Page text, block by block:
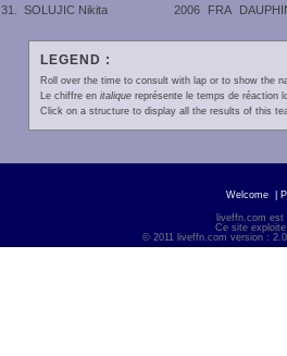
31.
SOLUJIC Nikita 2006 FRA
LEGEND :
Roll over the time to consult with lap or to show the
Le chiffre en italiquereprésente le temps de réaction
Click on a structure to display all the results of this
Welcome
liveffn.com est
Ce site
© 2011 liveffn.com version :